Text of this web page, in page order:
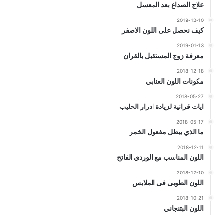
علاج الصداع بعد المعسل
2018-12-10
كيف نحصل على اللون الاصفر
2019-01-13
معرفة زوج المستقبل بالقران
2018-12-18
مكونات اللون العنابي
2018-05-27
ايات قرانية لزيادة ادرار الحليب
2018-05-17
ما الذي يبطل مفعول الخمر
2018-12-11
اللون المناسب مع الوردي الفاتح
2018-12-10
اللون الطوبى فى الملابس
2018-10-21
اللون البتنجاني